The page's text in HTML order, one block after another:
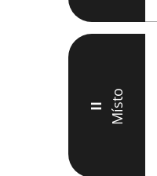
II Místo